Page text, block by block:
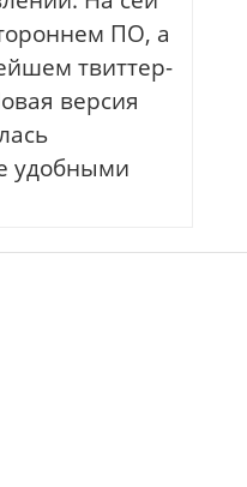
ПО, а
твиттер-
версия
удобными